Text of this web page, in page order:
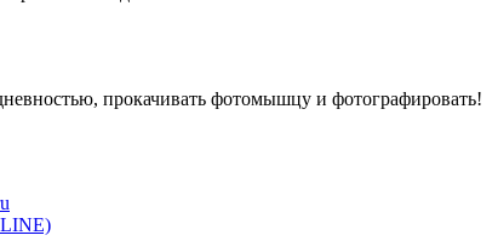
прокачивать фотомышцу и фотографировать!